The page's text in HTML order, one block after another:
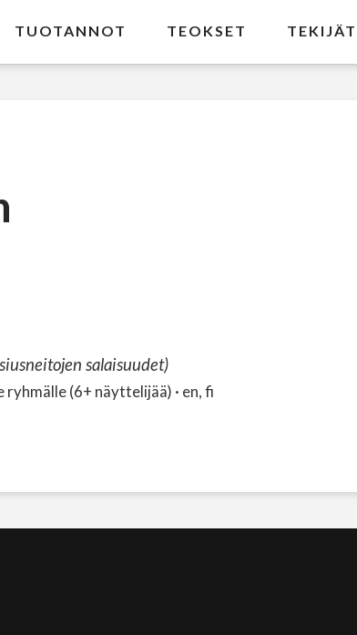
TUOTANNOT TEOKSET TEKIJÄT
salaisuudet)
ryhmälle (6+ näyttelijää) · en, fi